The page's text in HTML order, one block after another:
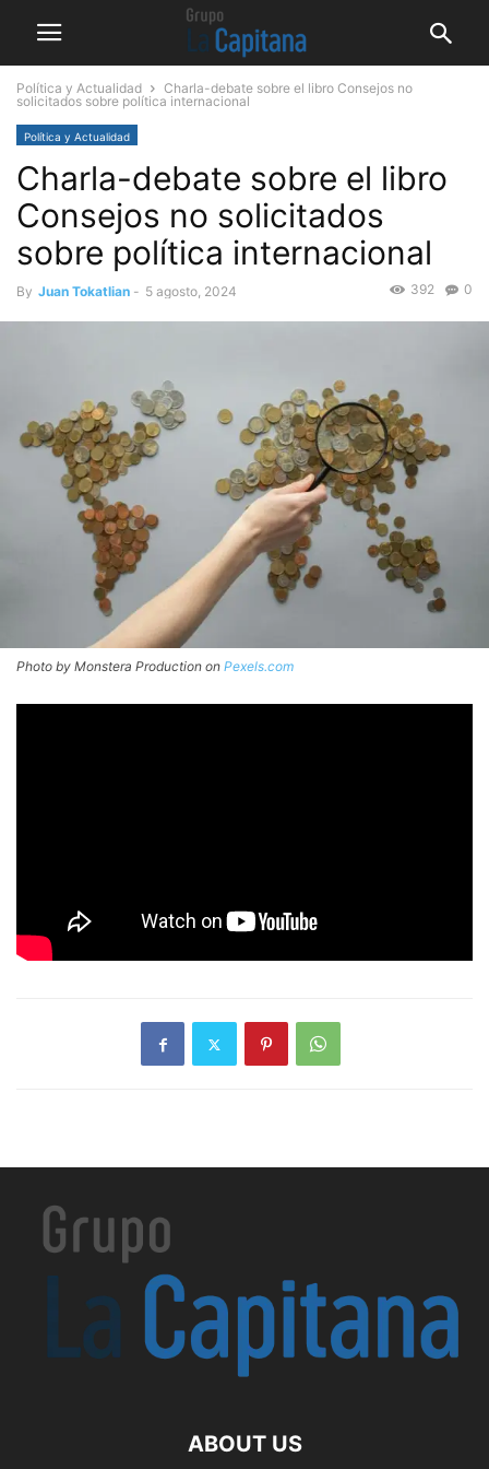
Política y Actualidad
Charla-debate sobre el libro Consejos no
solicitados sobre política internacional
Política y Actualidad
Charla-debate sobre el libro
Consejos no solicitados
sobre política internacional
By Juan Tokatlian - 5 agosto, 2024 0
392
Photo by Monstera Production on Pexels.com
ABOUT US